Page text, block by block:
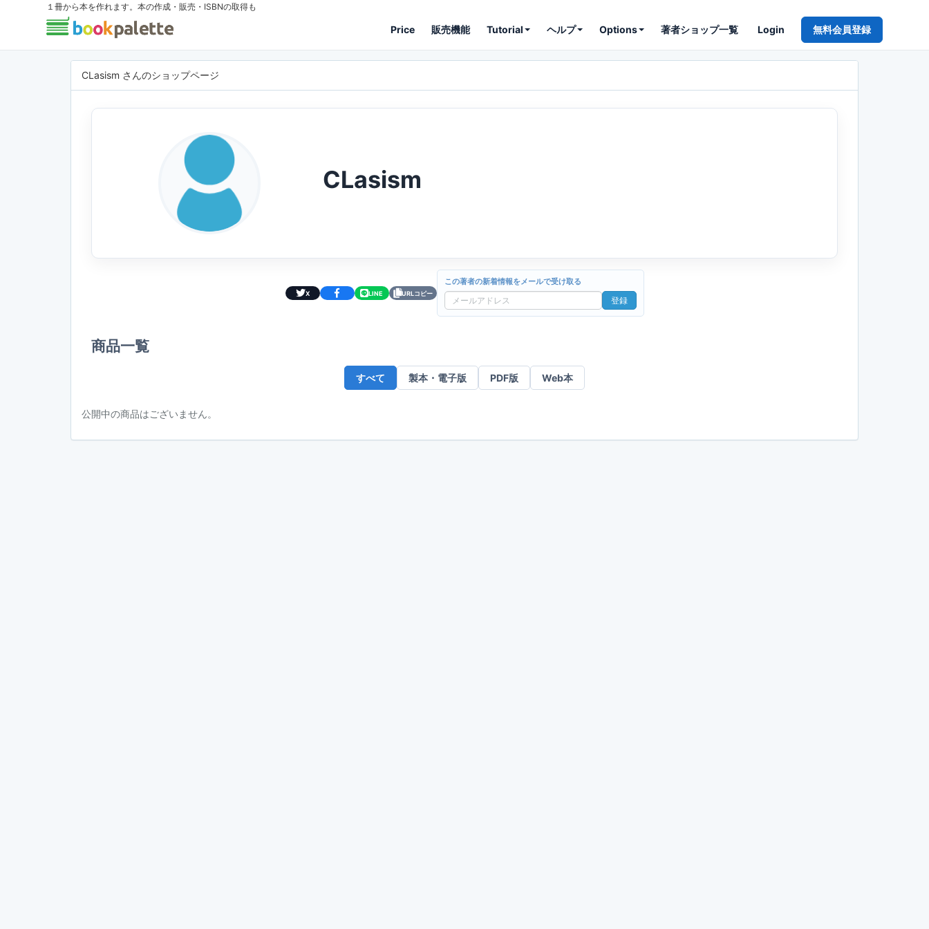
１冊から本を作れます。本の作成・販売・ISBNの取得も
Price 販売機能 Tutorial ヘルプ Options 著者ショップ一覧 Login 無料会員登録
CLasism さんのショップページ
CLasism
X LINE URLコピー
この著者の新着情報をメールで受け取る
メ
ド
レ
登録
商品一覧
すべて 製本・電子版 PDF版 Web本
公開中の商品はございません。